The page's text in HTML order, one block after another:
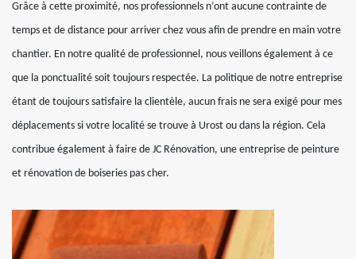
Grâce à cette proximité, nos professionnels n’ont aucune contrainte de
temps et de distance pour arriver chez vous afin de prendre en main votre
chantier. En notre qualité de professionnel, nous veillons également à ce
que la ponctualité soit toujours respectée. La politique de notre entreprise
étant de toujours satisfaire la clientèle, aucun frais ne sera exigé pour mes
déplacements si votre localité se trouve à Urost ou dans la région. Cela
contribue également à faire de JC Rénovation, une entreprise de peinture
et rénovation de boiseries pas cher.